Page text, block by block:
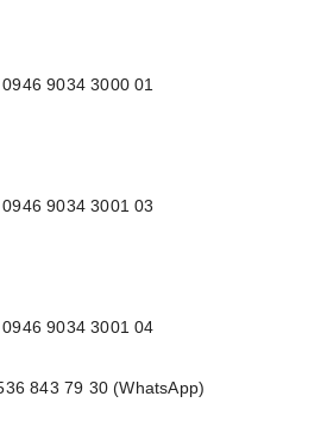
9034 3000 01
9034 3001 03
9034 3001 04
843 79 30 (WhatsApp)